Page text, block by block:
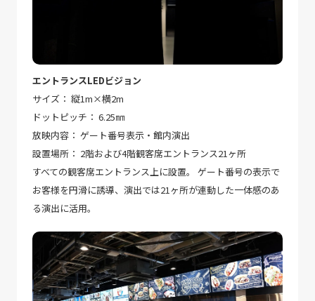
エントランスLEDビジョン
サイズ： 縦1m×横2m
ドットピッチ： 6.25㎜
放映内容： ゲート番号表示・館内演出
設置場所： 2階および4階観客席エントランス21ヶ所
すべての観客席エントランス上に設置。 ゲート番号の表示で
お客様を円滑に誘導、演出では21ヶ所が連動した一体感のあ
る演出に活用。